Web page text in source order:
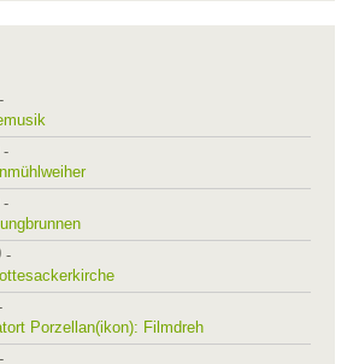
-
-
-
-
Porzellan(ikon): Filmdreh
-